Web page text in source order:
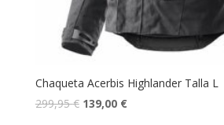
Chaqueta Acerbis Highlander Talla L
299,95€ 139,00 €